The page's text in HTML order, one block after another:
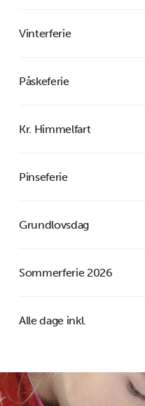
Vinterferie
Påskeferie
Kr. Himmelfart
Pinseferie
Grundlovsdag
Sommerferie 2026
Alle dage inkl.